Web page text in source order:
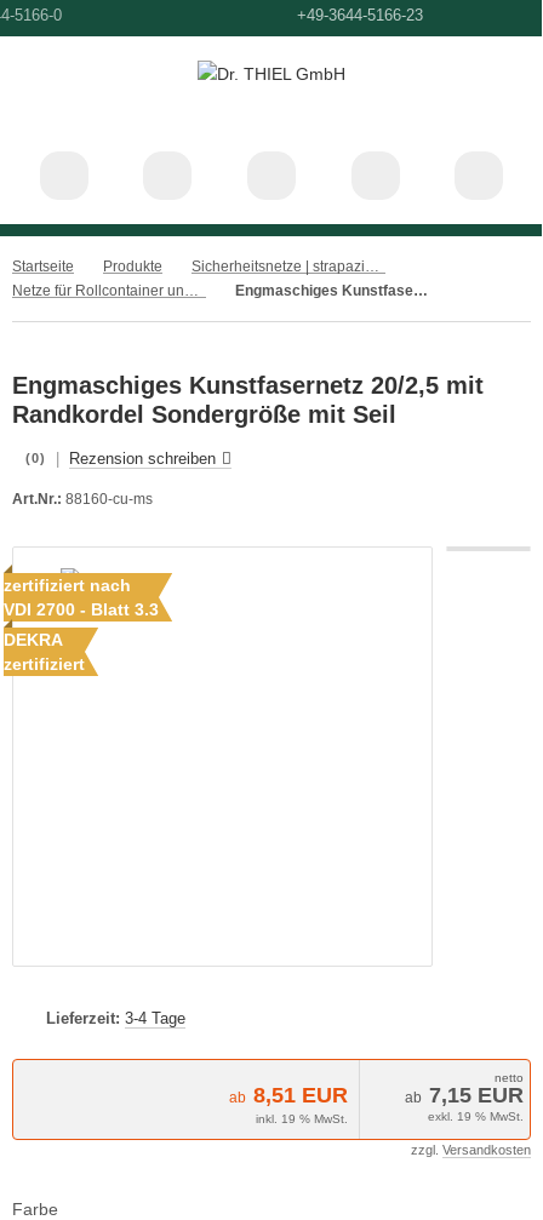
+49-3644-5166-23
+49-3644-5166-0
Startseite Produkte
Sicherheitsnetze | strapazierfähige Netze aus Kunststoff
Netze für Rollcontainer und Mulden | alle Sicherheitsgrößen
Engmaschiges Kunstfasernetz 20/2,5 mit Randkordel Sondergröße mit Seil
Engmaschiges Kunstfasernetz 20/2,5 mit
Randkordel Sondergröße mit Seil
(0) Rezension schreiben
Art.Nr.: 88160-cu-ms
zertifiziert nach
VDI 2700 - Blatt 3.3
DEKRA
zertifiziert
Lieferzeit: 3-4 Tage
ab 8,51 EUR
inkl. 19 % MwSt.
ab 7,15 EUR
exkl. 19 % MwSt.
zzgl. Versandkosten
Farbe